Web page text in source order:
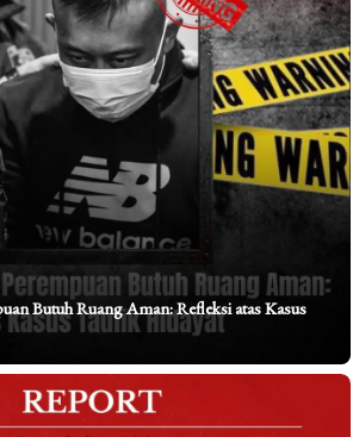
Butuh Ruang Aman: Refleksi atas Kasus